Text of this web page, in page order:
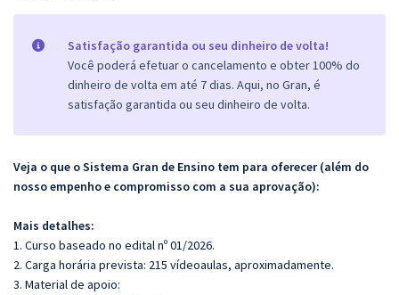
Satisfação garantida ou seu dinheiro de volta!
Você poderá efetuar o cancelamento e obter 100% do
dinheiro de volta em até 7 dias. Aqui, no Gran, é
satisfação garantida ou seu dinheiro de volta.
Veja o que o Sistema Gran de Ensino tem para oferecer (além do
nosso empenho e compromisso com a sua aprovação):
Mais detalhes:
1. Curso baseado no edital nº 01/2026.
2. Carga horária prevista: 215 vídeoaulas, aproximadamente.
3. Material de apoio: